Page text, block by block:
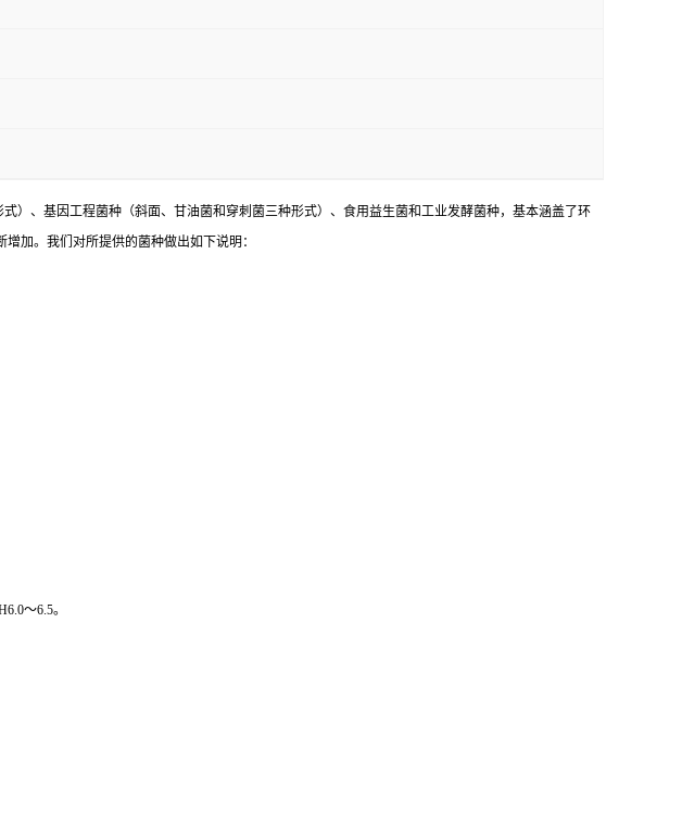
）、基因工程菌种（斜面、甘油菌和穿刺菌三种形式）、食用益生菌和工业发酵菌种，基本涵盖了环
加。我们对所提供的菌种做出如下说明：
～6.5。